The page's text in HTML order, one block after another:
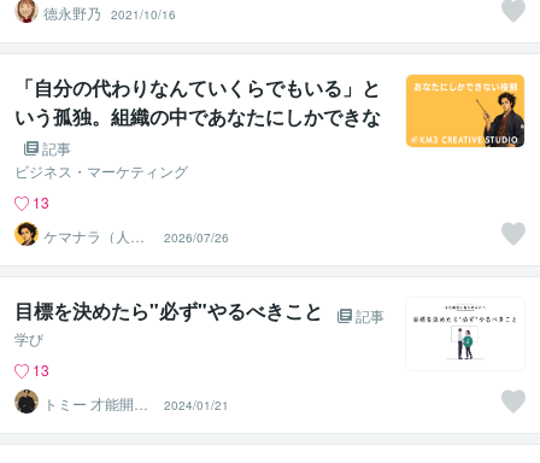
德永野乃
2021/10/16
「自分の代わりなんていくらでもいる」と
いう孤独。組織の中であなたにしかできな
い役割を作る手順
記事
ビジネス・マーケティング
13
ケマナラ（人
事・採用コンサ
ルタント）
2026/07/26
目標を決めたら"必ず"やるべきこと
記事
学び
13
トミー 才能開
花・発見プロコ
ーチ
2024/01/21